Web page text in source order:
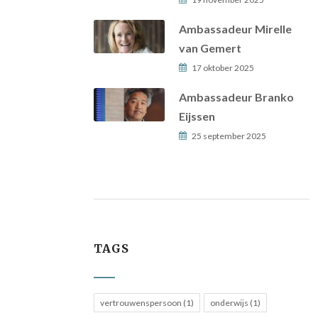
Ambassadeur Mirelle
van Gemert
17 oktober 2025
Ambassadeur Branko
Eijssen
25 september 2025
TAGS
vertrouwenspersoon (1) onderwijs (1)